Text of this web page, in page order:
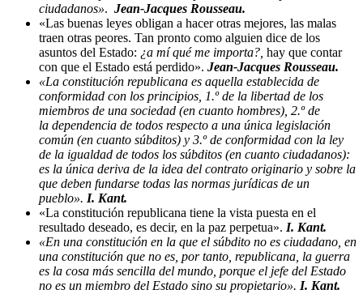
ciudadanos». Jean-Jacques Rousseau.
«Las buenas leyes obligan a hacer otras mejores, las malas
traen otras peores. Tan pronto como alguien dice de los
asuntos del Estado: ¿a mí qué me importa?, hay que contar
con que el Estado está perdido». Jean-Jacques Rousseau.
«La constitución republicana es aquella establecida de
conformidad con los principios, 1.º de la libertad de los
miembros de una sociedad (en cuanto hombres), 2.º de
la dependencia de todos respecto a una única legislación
común (en cuanto súbditos) y 3.º de conformidad con la ley
de la igualdad de todos los súbditos (en cuanto ciudadanos):
es la única deriva de la idea del contrato originario y sobre la
que deben fundarse todas las normas jurídicas de un
pueblo». I. Kant.
«La constitución republicana tiene la vista puesta en el
resultado deseado, es decir, en la paz perpetua». I. Kant.
«En una constitución en la que el súbdito no es ciudadano, en
una constitución que no es, por tanto, republicana, la guerra
es la cosa más sencilla del mundo, porque el jefe del Estado
no es un miembro del Estado sino su propietario». I. Kant.